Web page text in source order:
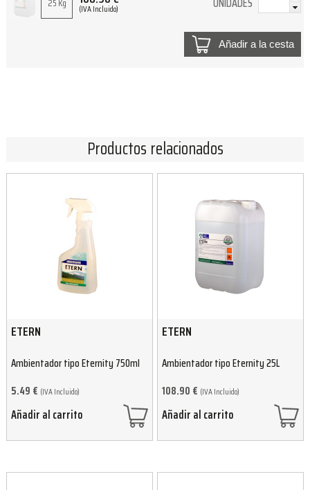
25 Kg (IVA Incluido)
Añadir a la cesta
Productos relacionados
ETERN
Ambientador tipo Eternity 750ml
5.49 € (IVA Incluido)
Añadir al carrito
ETERN
Ambientador tipo Eternity 25L
108.90 € (IVA Incluido)
Añadir al carrito